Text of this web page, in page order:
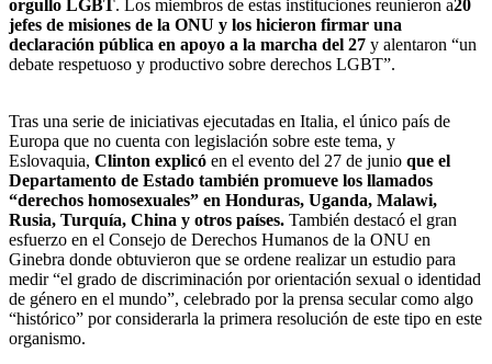
orgullo LGBT. Los miembros de estas instituciones reunieron a20
jefes de misiones de la ONU y los hicieron firmar una
declaración pública en apoyo a la marcha del 27 y alentaron “un
debate respetuoso y productivo sobre derechos LGBT”.
Tras una serie de iniciativas ejecutadas en Italia, el único país de
Europa que no cuenta con legislación sobre este tema, y
Eslovaquia, Clinton explicó en el evento del 27 de junio que el
Departamento de Estado también promueve los llamados
“derechos homosexuales” en Honduras, Uganda, Malawi,
Rusia, Turquía, China y otros países. También destacó el gran
esfuerzo en el Consejo de Derechos Humanos de la ONU en
Ginebra donde obtuvieron que se ordene realizar un estudio para
medir “el grado de discriminación por orientación sexual o identidad
de género en el mundo”, celebrado por la prensa secular como algo
“histórico” por considerarla la primera resolución de este tipo en este
organismo.